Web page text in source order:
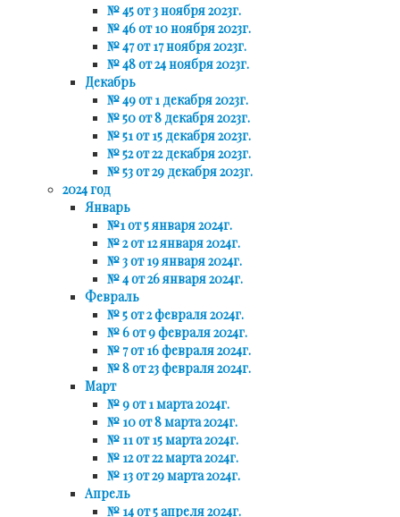
№ 45 от 3 ноября 2023г.
№ 46 от 10 ноября 2023г.
№ 47 от 17 ноября 2023г.
№ 48 от 24 ноября 2023г.
Декабрь
№ 49 от 1 декабря 2023г.
№ 50 от 8 декабря 2023г.
№ 51 от 15 декабря 2023г.
№ 52 от 22 декабря 2023г.
№ 53 от 29 декабря 2023г.
2024 год
Январь
№1 от 5 января 2024г.
№ 2 от 12 января 2024г.
№ 3 от 19 января 2024г.
№ 4 от 26 января 2024г.
Февраль
№ 5 от 2 февраля 2024г.
№ 6 от 9 февраля 2024г.
№ 7 от 16 февраля 2024г.
№ 8 от 23 февраля 2024г.
Март
№ 9 от 1 марта 2024г.
№ 10 от 8 марта 2024г.
№ 11 от 15 марта 2024г.
№ 12 от 22 марта 2024г.
№ 13 от 29 марта 2024г.
Апрель
№ 14 от 5 апреля 2024г.